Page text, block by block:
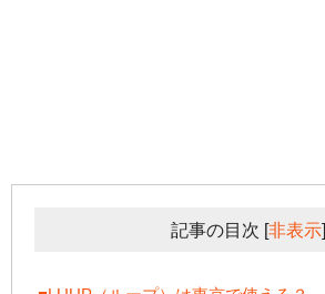
記事の目次 [非表示]